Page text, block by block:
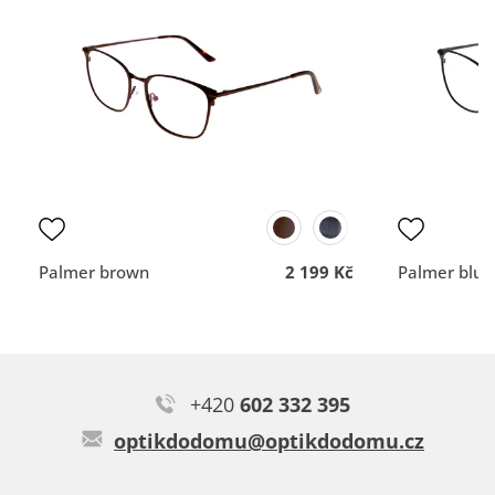
Savanna blue
nemám
DOPORUČUJE OBCHOD DOPORUČUJE
Kvalita
komunikace
Palmer brown 2 199 Kč Palmer blue
+420 602 332 395
optikdodomu@optikdodomu.cz